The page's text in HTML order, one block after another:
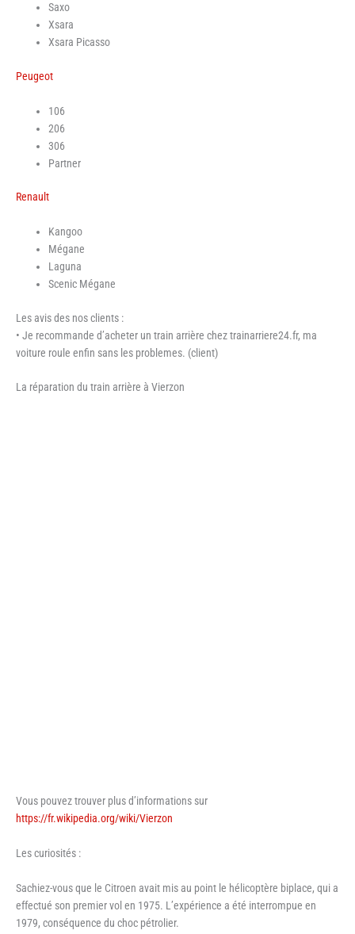
Saxo
Xsara
Xsara Picasso
Peugeot
106
206
306
Partner
Renault
Kangoo
Mégane
Laguna
Scenic Mégane
Les avis des nos clients :
• Je recommande d’acheter un train arrière chez trainarriere24.fr, ma
voiture roule enfin sans les problemes. (client)
La réparation du train arrière à Vierzon
Vous pouvez trouver plus d’informations sur
https://fr.wikipedia.org/wiki/Vierzon
Les curiosités :
Sachiez-vous que le Citroen avait mis au point le hélicoptère biplace, qui a
effectué son premier vol en 1975. L’expérience a été interrompue en
1979, conséquence du choc pétrolier.